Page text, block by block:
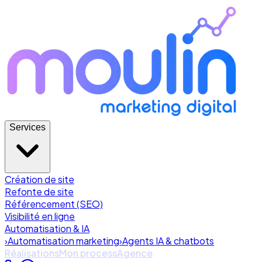
Services
Création de site
Refonte de site
Référencement (SEO)
Visibilité en ligne
Automatisation & IA
›Automatisation marketing›Agents IA & chatbots
RéalisationsMon processAgence